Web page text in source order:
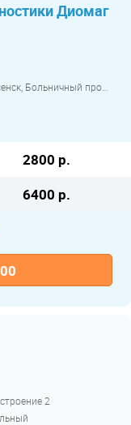
Диомаг
2800 р.
6400 р.
2